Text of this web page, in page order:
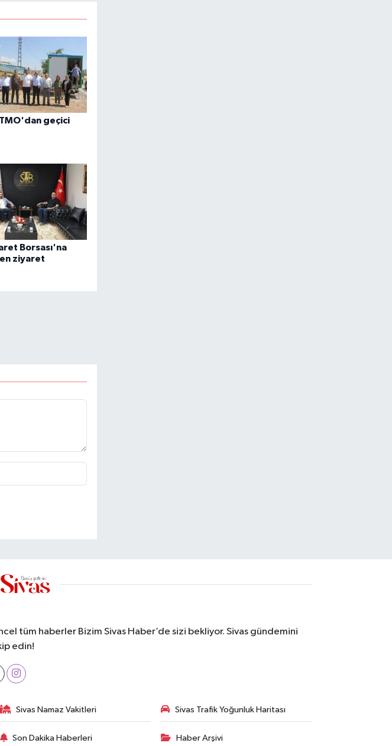
geçici
Borsası'na
ziyaret
tüm haberler Bizim Sivas Haber’de sizi bekliyor. Sivas gündemini
edin!
Sivas Namaz Vakitleri Sivas Trafik Yoğunluk Haritası
Son Dakika Haberleri Haber Arşivi